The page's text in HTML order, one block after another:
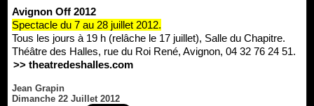
Avignon Off 2012
Spectacle du 7 au 28 juillet 2012.
Tous les jours à 19 h (relâche le 17 juillet), Salle du Chapitre.
Théâtre des Halles, rue du Roi René, Avignon, 04 32 76 24 51.
>> theatredeshalles.com
Jean Grapin
Dimanche 22 Juillet 2012